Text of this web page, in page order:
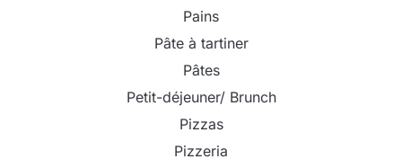
Pains
Pâte à tartiner
Pâtes
Petit-déjeuner/ Brunch
Pizzas
Pizzeria